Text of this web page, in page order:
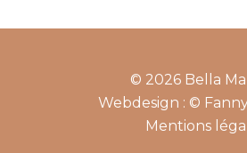
© 2026 Bella
Webdesign : ©
Mentions